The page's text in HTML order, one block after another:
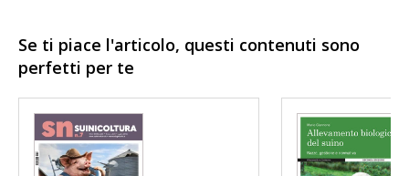
Se ti piace l'articolo, questi contenuti sono
perfetti per te